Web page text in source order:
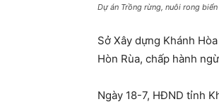
Dự án Trồng rừng, nuôi rong
Sở Xây dựng Khánh
Hòn Rùa, chấp hành
Ngày 18-7, HĐND tỉnh